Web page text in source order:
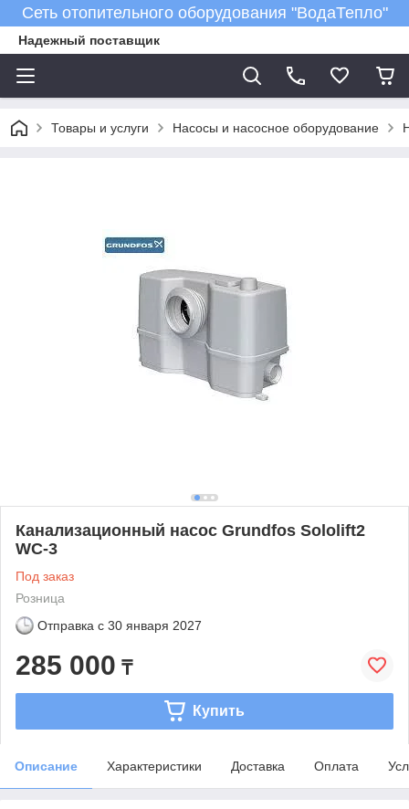
Сеть отопительного оборудования "ВодаТепло"
Надежный поставщик
Товары и услуги Насосы и насосное оборудование
Канализационный насос Grundfos Sololift2
WC-3
Под заказ
Розница
Отправка с 30 января 2027
285 000 ₸
Купить
Описание Характеристики Доставка Оплата